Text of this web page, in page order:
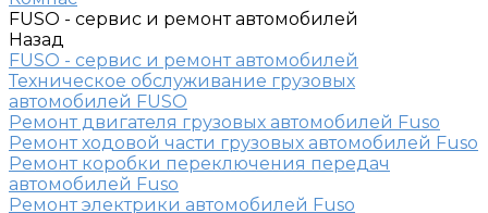
FUSO - сервис и ремонт автомобилей
Назад
FUSO - сервис и ремонт автомобилей
Техническое обслуживание грузовых
автомобилей FUSO
Ремонт двигателя грузовых автомобилей Fuso
Ремонт ходовой части грузовых автомобилей Fuso
Ремонт коробки переключения передач
автомобилей Fuso
Ремонт электрики автомобилей Fuso